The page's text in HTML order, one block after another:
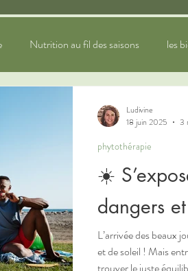
Nutrition au fil des saisons les
☀️
dangers
L’arrivée des beaux
et de soleil ! Mais
phytothérapie
Ludivine
18 juin 2025
3